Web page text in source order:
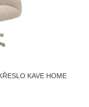
KAVE HOME